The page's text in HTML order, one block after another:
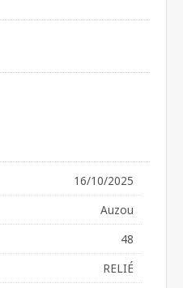
16/10/2025
Auzou
48
RELIÉ